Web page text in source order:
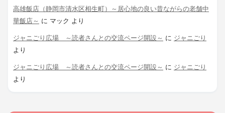
高雄飯店（静岡市清水区相生町）～居心地の良い昔ながらの老舗中
華飯店～ に マック より
ジャニごり広場 ～読者さんとの交流ページ開設～ に ジャニごり
より
ジャニごり広場 ～読者さんとの交流ページ開設～ に ジャニごり
より